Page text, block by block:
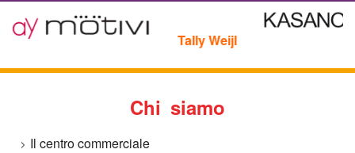
o
e
Tally Weijl
Chi siamo
Il centro commerciale